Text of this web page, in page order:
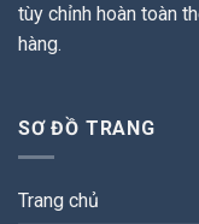
tùy chỉnh hoàn toàn
hàng.
SƠ ĐỒ TRANG
Trang chủ